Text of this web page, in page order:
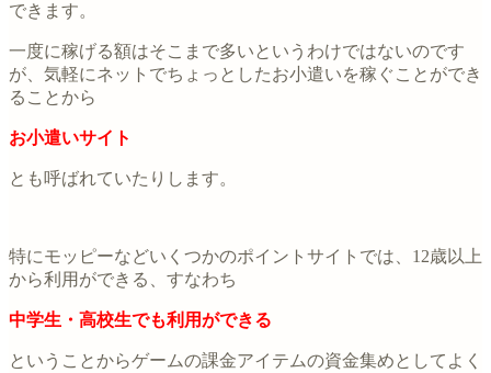
できます。
一度に稼げる額はそこまで多いというわけではないのです
が、気軽にネットでちょっとしたお小遣いを稼ぐことができ
ることから
お小遣いサイト
とも呼ばれていたりします。
特にモッピーなどいくつかのポイントサイトでは、12歳以上
から利用ができる、すなわち
中学生・高校生でも利用ができる
ということからゲームの課金アイテムの資金集めとしてよく